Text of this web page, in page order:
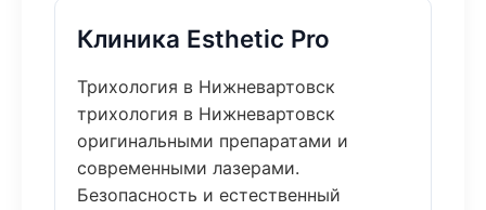
Клиника Esthetic Pro
Трихология в Нижневартовск
трихология в Нижневартовск
оригинальными препаратами и
современными лазерами.
Безопасность и естественный